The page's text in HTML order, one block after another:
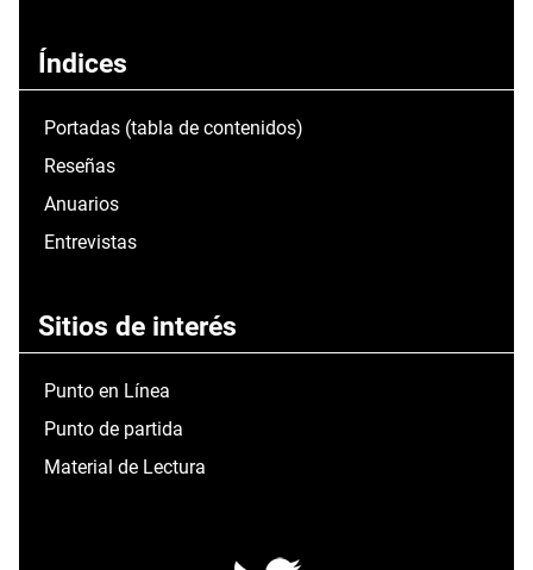
Índices
Portadas (tabla de contenidos)
Reseñas
Anuarios
Entrevistas
Sitios de interés
Punto en Línea
Punto de partida
Material de Lectura